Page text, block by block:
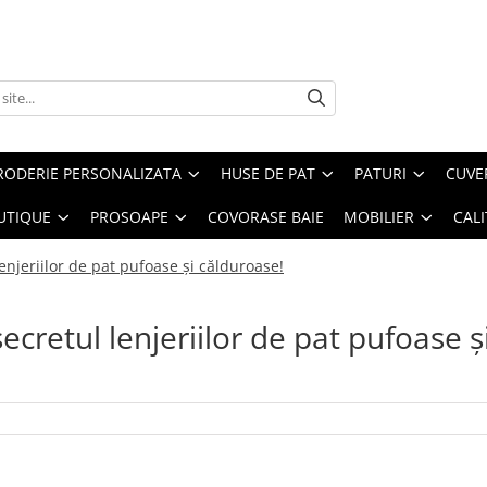
PERSONALIZATA HUSE DE PAT PATURI
PROSOAPE COVORASE BAIE MOBILIER
de pat pufoase și călduroase!
lenjeriilor de pat pufoase